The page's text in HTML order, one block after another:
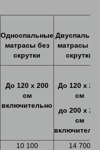
Односпальные
матрасы без
скрутки
матрасы
скрутки
До 120 х 200
см
включительно
До 120 х
см
до 200 х
см
10 100 14 700